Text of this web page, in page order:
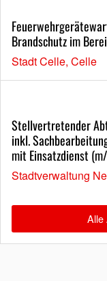
Brandschutz im
Stadt Celle, Celle
Stellvertretender
inkl.
mit Einsatzdienst
Stadtverwaltung
Alle